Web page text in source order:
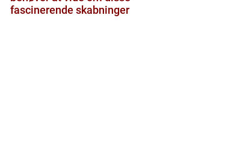
fascinerende skabninger